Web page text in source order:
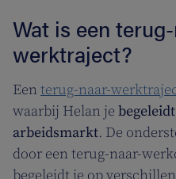
Wat is een
werktraject?
Een terug-naar-
waarbij Helan je begeleidt
arbeidsmarkt. De
door een terug-naar-
begeleidt je op